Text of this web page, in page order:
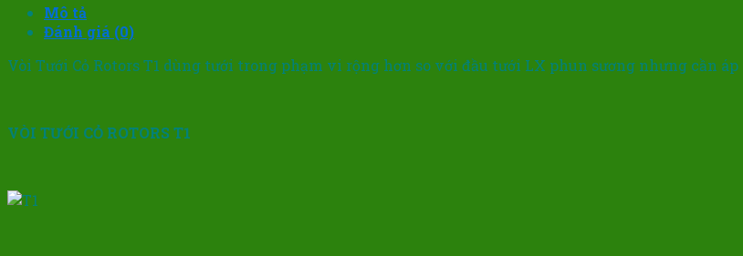
số
lượng
Mô tả
Đánh giá (0)
Vòi Tưới Cỏ Rotors T1 dùng tưới trong phạm vi rộng hơn so với đầu tưới LX phun sương nhưng cần
VÒI TƯỚI CỎ ROTORS T1